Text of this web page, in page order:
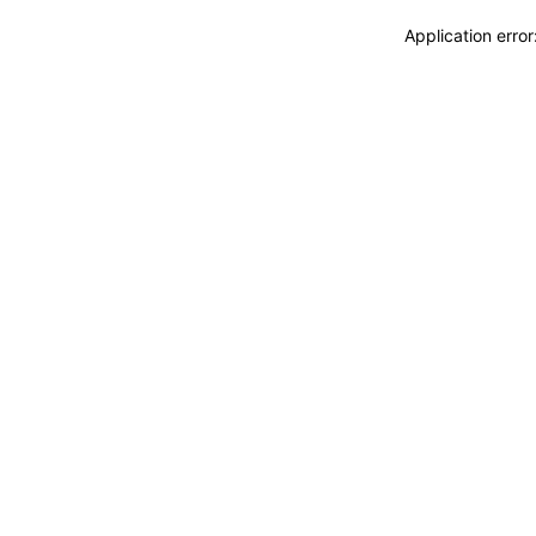
Application